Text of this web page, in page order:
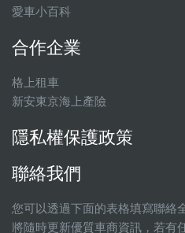
愛車小百科
合作企業
格上租車
新安東京海上產險
隱私權保護政策
聯絡我們
您可以透過下面的表格填寫聯絡
將隨時更新優質車商資訊，若有